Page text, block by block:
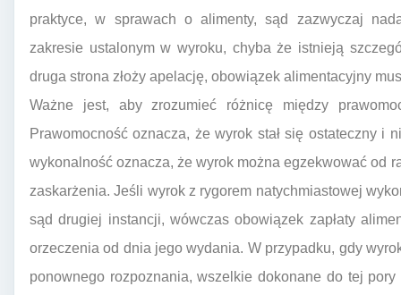
praktyce, w sprawach o alimenty, sąd zazwyczaj
zakresie ustalonym w wyroku, chyba że istnieją
druga strona złoży apelację, obowiązek alimentacyjny
Ważne jest, aby zrozumieć różnicę między
Prawomocność oznacza, że wyrok stał się ostateczny i
wykonalność oznacza, że wyrok można egzekwować od
zaskarżenia. Jeśli wyrok z rygorem natychmiastowej
sąd drugiej instancji, wówczas obowiązek zapłaty
orzeczenia od dnia jego wydania. W przypadku, gdy
ponownego rozpoznania, wszelkie dokonane do tej